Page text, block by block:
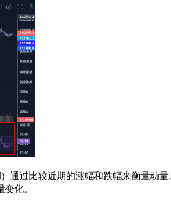
通过比较近期的涨幅和跌幅来衡量动
化。